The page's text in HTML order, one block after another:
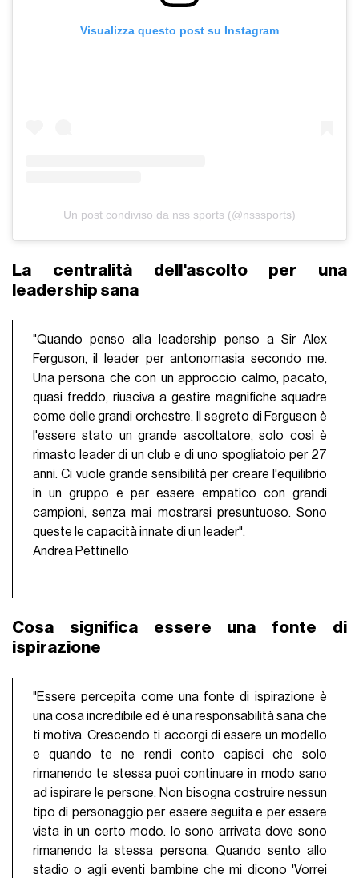
Visualizza questo post su Instagram
Un post condiviso da nss sports (@nsssports)
La centralità dell'ascolto per una
leadership sana
"Quando penso alla leadership penso a Sir Alex
Ferguson, il leader per antonomasia secondo me.
Una persona che con un approccio calmo, pacato,
quasi freddo, riusciva a gestire magnifiche squadre
come delle grandi orchestre. Il segreto di Ferguson è
l'essere stato un grande ascoltatore, solo così è
rimasto leader di un club e di uno spogliatoio per 27
anni. Ci vuole grande sensibilità per creare l'equilibrio
in un gruppo e per essere empatico con grandi
campioni, senza mai mostrarsi presuntuoso. Sono
queste le capacità innate di un leader".
Andrea Pettinello
Cosa significa essere una fonte di
ispirazione
"Essere percepita come una fonte di ispirazione è
una cosa incredibile ed è una responsabilità sana che
ti motiva. Crescendo ti accorgi di essere un modello
e quando te ne rendi conto capisci che solo
rimanendo te stessa puoi continuare in modo sano
ad ispirare le persone. Non bisogna costruire nessun
tipo di personaggio per essere seguita e per essere
vista in un certo modo. Io sono arrivata dove sono
rimanendo la stessa persona. Quando sento allo
stadio o agli eventi bambine che mi dicono 'Vorrei